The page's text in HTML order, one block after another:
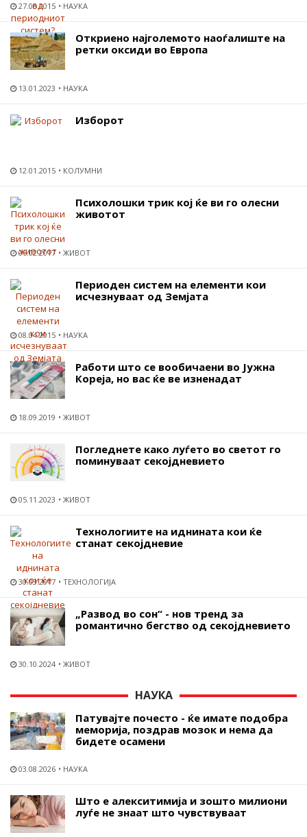
27.08.2015 НАУКА
Откриено најголемото наоѓалиште на
ретки оксиди во Европа
13.01.2023 НАУКА
Изборот
12.01.2015 КОЛУМНИ
Психолошки трик кој ќе ви го олесни
животот
06.02.2017 ЖИВОТ
Периоден систем на елементи кои
исчезнуваат од Земјата
08.04.2015 НАУКА
Работи што се вообичаени во Јужна
Кореја, но вас ќе ве изненадат
18.09.2019 ЖИВОТ
Погледнете како луѓето во светот го
поминуваат секојдневието
05.11.2023 ЖИВОТ
Технологиите на иднината кои ќе
станат секојдневие
30.03.2017 ТЕХНОЛОГИЈА
„Развод во сон“ - нов тренд за
романтично бегство од секојдневието
30.10.2024 ЖИВОТ
НАУКА
Патувајте почесто - ќе имате подобра
меморија, поздрав мозок и нема да
бидете осамени
03.08.2026 НАУКА
Што е алекситимија и зошто милиони
луѓе не знаат што чувствуваат